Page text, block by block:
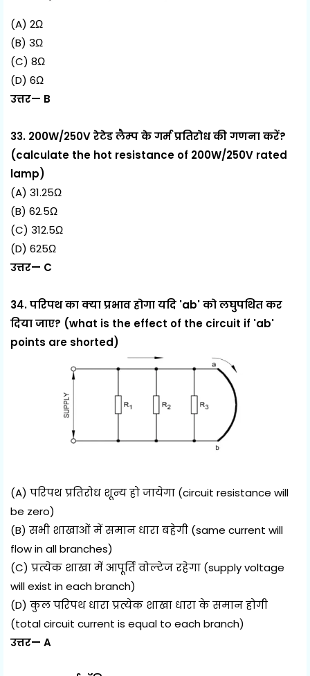
(A) 2Ω
(B) 3Ω
(C) 8Ω
(D) 6Ω
उत्तर— B
33. 200W/250V रेटेड लैम्प के गर्म प्रतिरोध की गणना करें?
(calculate the hot resistance of 200W/250V rated
lamp)
(A) 31.25Ω
(B) 62.5Ω
(C) 312.5Ω
(D) 625Ω
उत्तर— C
34. परिपथ का क्या प्रभाव होगा यदि 'ab' को लघुपथित कर
दिया जाए? (what is the effect of the circuit if 'ab'
points are shorted)
(A) परिपथ प्रतिरोध शून्य हो जायेगा (circuit resistance will
be zero)
(B) सभी शाखाओं में समान धारा बहेगी (same current will
flow in all branches)
(C) प्रत्येक शाखा में आपूर्ति वोल्टेज रहेगा (supply voltage
will exist in each branch)
(D) कुल परिपथ धारा प्रत्येक शाखा धारा के समान होगी
(total circuit current is equal to each branch)
उत्तर— A